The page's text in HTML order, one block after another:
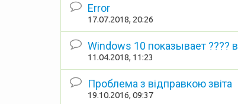
Error
17.07.2018, 20:26
Windows 10 показывает ????
11.04.2018, 11:23
Проблема з відправкою звіта
19.10.2016, 09:37